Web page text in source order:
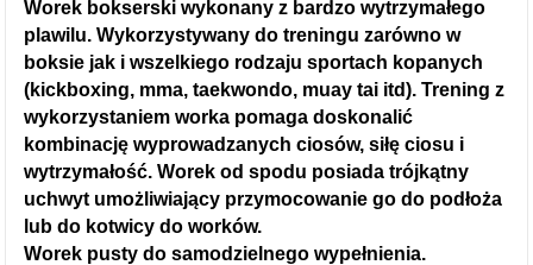
Worek bokserski wykonany z bardzo wytrzymałego
plawilu. Wykorzystywany do treningu zarówno w
boksie jak i wszelkiego rodzaju sportach kopanych
(kickboxing, mma, taekwondo, muay tai itd). Trening z
wykorzystaniem worka pomaga doskonalić
kombinację wyprowadzanych ciosów, siłę ciosu i
wytrzymałość. Worek od spodu posiada trójkątny
uchwyt umożliwiający przymocowanie go do podłoża
lub do kotwicy do worków.
Worek pusty do samodzielnego wypełnienia.